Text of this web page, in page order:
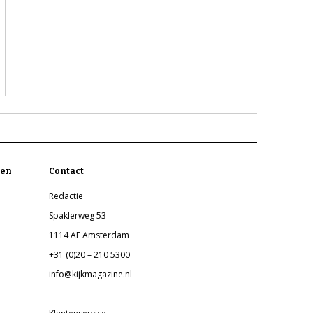
Contact
Redactie
Spaklerweg 53
1114 AE Amsterdam
+31 (0)20 – 210 5300
info@kijkmagazine.nl